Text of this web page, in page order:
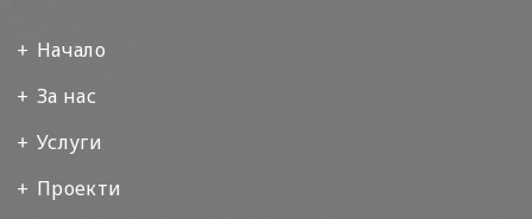
Начало
За нас
Услуги
Проекти